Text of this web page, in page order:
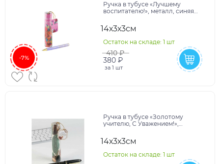
-7%
Ручка в тубусе «Лучшему
воспитателю!», металл, синяя
14х3х3см
Остаток на складе: 1 шт
410 ₽
380 ₽
за 1 шт
Ручка в тубусе «Золотому
учителю, С Уважением!»,
14х3х3см
Остаток на складе: 1 шт